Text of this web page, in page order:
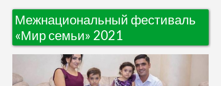
Межнациональный фестиваль
«Мир семьи» 2021